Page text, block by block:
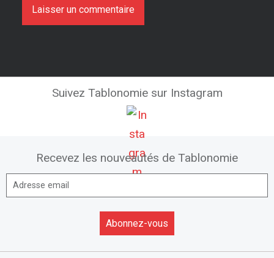
Suivez Tablonomie sur Instagram
Recevez les nouveautés de Tablonomie